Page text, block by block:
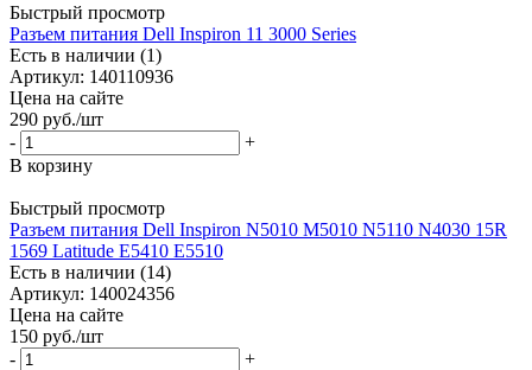
Быстрый просмотр
Разъем питания Dell Inspiron 11 3000 Series
Есть в наличии (1)
Артикул: 140110936
Цена на сайте
290 руб./шт
-
+
В корзину
Быстрый просмотр
Разъем питания Dell Inspiron N5010 M5010 N5110 N4030 15R
1569 Latitude E5410 E5510
Есть в наличии (14)
Артикул: 140024356
Цена на сайте
150 руб./шт
-
+